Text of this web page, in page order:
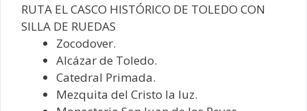
RUTA EL CASCO HISTÓRICO DE TOLEDO CON
SILLA DE RUEDAS
Zocodover.
Alcázar de Toledo.
Catedral Primada.
Mezquita del Cristo la luz.